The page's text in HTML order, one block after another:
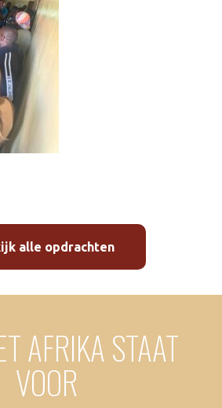
alle opdrachten
AFRIKA STAAT
VOOR